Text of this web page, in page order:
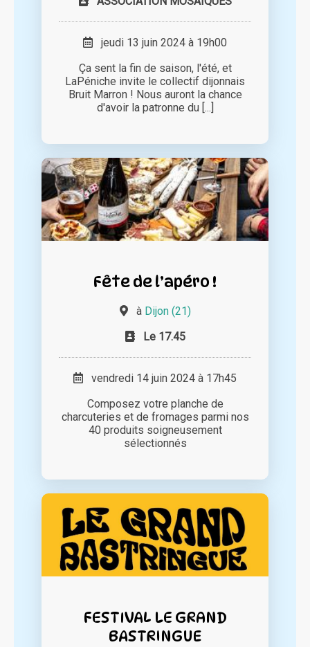
jeudi 13 juin 2024 à 19h00
Ça sent la fin de saison, l'été, et
LaPéniche invite le collectif dijonnais
Bruit Marron ! Nous auront la chance
d'avoir la patronne du [...]
Fête de l’apéro !
à Dijon (21)
Le 17.45
vendredi 14 juin 2024 à 17h45
Composez votre planche de
charcuteries et de fromages parmi nos
40 produits soigneusement
sélectionnés
FESTIVAL LE GRAND
BASTRINGUE